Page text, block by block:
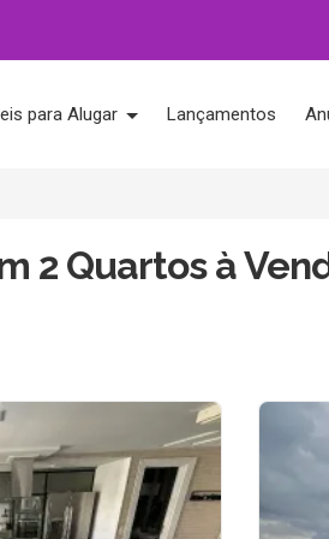
para Alugar Lançamentos
2 Quartos à